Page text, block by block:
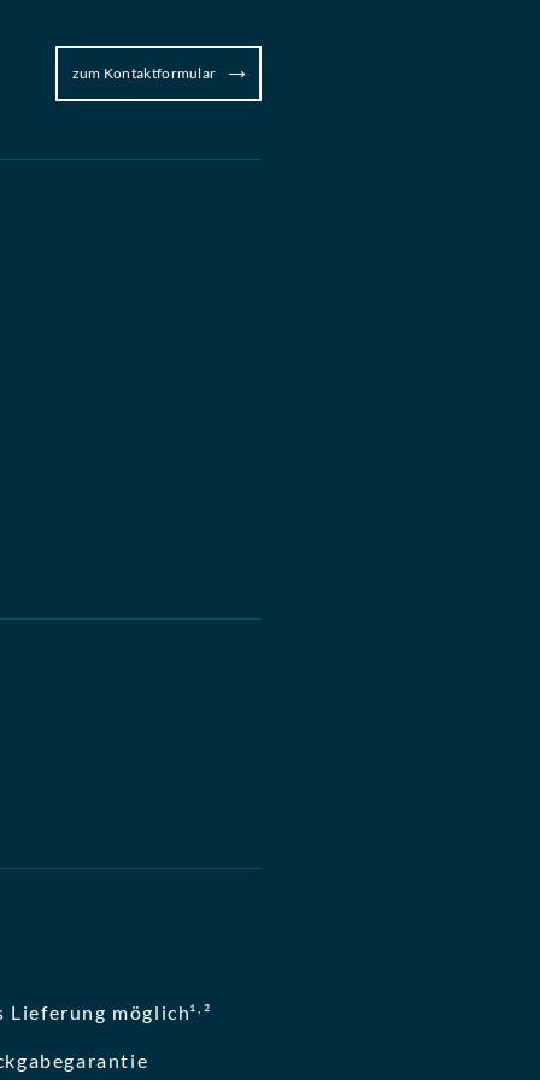
zum Kontaktformular
möglich¹, ²